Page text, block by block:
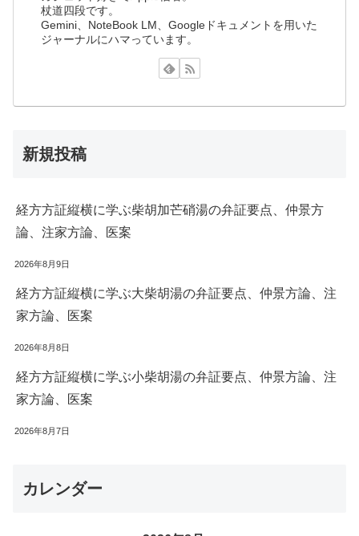
杖道四段です。
Gemini、NoteBook LM、Googleドキュメントを用いた
ジャーナルにハマっています。
新規投稿
経方方証縦横に学ぶ柴胡加芒硝湯の弁証要点、仲景方
論、注家方論、医案
2026年8月9日
経方方証縦横に学ぶ大柴胡湯の弁証要点、仲景方論、注
家方論、医案
2026年8月8日
経方方証縦横に学ぶ小柴胡湯の弁証要点、仲景方論、注
家方論、医案
2026年8月7日
カレンダー